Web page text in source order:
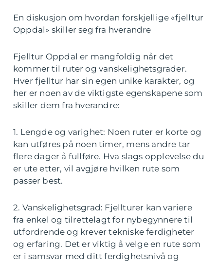
En diskusjon om hvordan forskjellige «fjelltur
Oppdal» skiller seg fra hverandre
Fjelltur Oppdal er mangfoldig når det
kommer til ruter og vanskelighetsgrader.
Hver fjelltur har sin egen unike karakter, og
her er noen av de viktigste egenskapene som
skiller dem fra hverandre:
1. Lengde og varighet: Noen ruter er korte og
kan utføres på noen timer, mens andre tar
flere dager å fullføre. Hva slags opplevelse du
er ute etter, vil avgjøre hvilken rute som
passer best.
2. Vanskelighetsgrad: Fjellturer kan variere
fra enkel og tilrettelagt for nybegynnere til
utfordrende og krever tekniske ferdigheter
og erfaring. Det er viktig å velge en rute som
er i samsvar med ditt ferdighetsnivå og